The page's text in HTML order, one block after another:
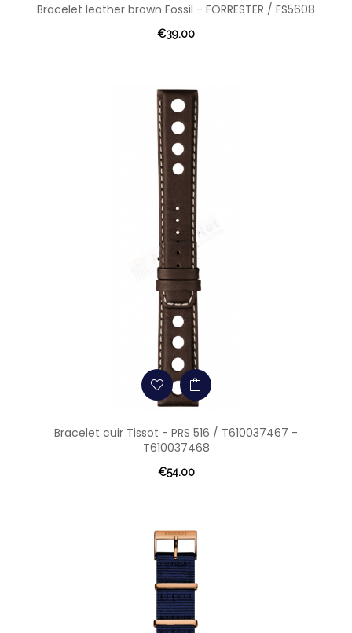
Bracelet leather brown Fossil - FORRESTER / FS5608
€39.00
Bracelet cuir Tissot - PRS 516 / T610037467 -
T610037468
€54.00